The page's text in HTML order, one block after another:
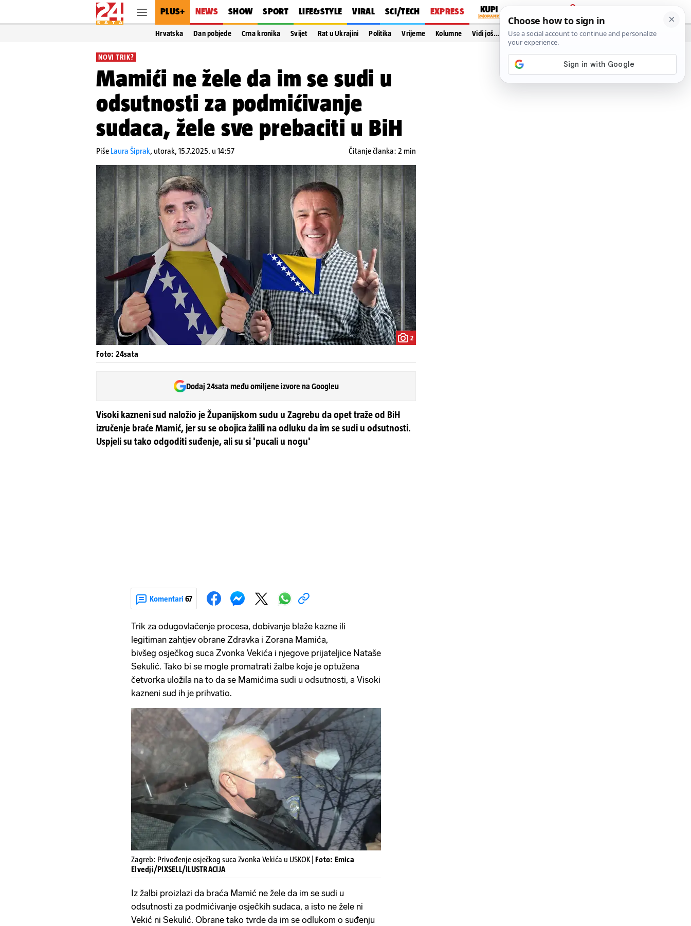
PLUS+ NEWS SHOW SPORT LIFE&STYLE VIRAL SCI/TECH EXPRESS
PRIJAVA
Hrvatska Dan pobjede Crna kronika Svijet Rat u Ukrajini Politika Vrijeme Kolumne Vidi još…
NOVI TRIK?
Mamići ne žele da im se sudi u
odsutnosti za podmićivanje
sudaca, žele sve prebaciti u BiH
Piše Laura Šiprak, utorak, 15.7.2025. u 14:57 Čitanje članka: 2 min
2
Foto: 24sata
Dodaj 24sata među omiljene izvore na Googleu
Visoki kazneni sud naložio je Županijskom sudu u Zagrebu da opet traže od BiH
izručenje braće Mamić, jer su se obojica žalili na odluku da im se sudi u odsutnosti.
Uspjeli su tako odgoditi suđenje, ali su si 'pucali u nogu'
Komentari 67
Trik za odugovlačenje procesa, dobivanje blaže kazne ili
legitiman zahtjev obrane Zdravka i Zorana Mamića,
bivšeg osječkog suca Zvonka Vekića i njegove prijateljice Nataše
Sekulić. Tako bi se mogle promatrati žalbe koje je optužena
četvorka uložila na to da se Mamićima sudi u odsutnosti, a Visoki
kazneni sud ih je prihvatio.
Zagreb: Privođenje osječkog suca Zvonka Vekića u USKOK | Foto: Emica
Elvedji/PIXSELL/ILUSTRACIJA
Iz žalbi proizlazi da braća Mamić ne žele da im se sudi u
odsutnosti za podmićivanje osječkih sudaca, a isto ne žele ni
Vekić ni Sekulić. Obrane tako tvrde da im se odlukom o suđenju